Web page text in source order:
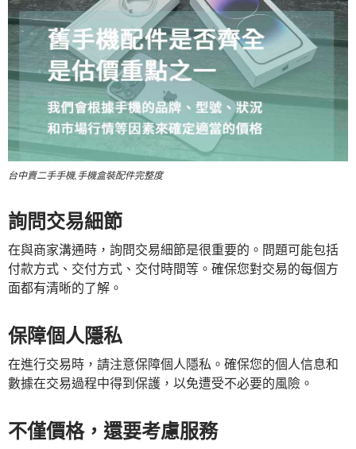
台中賣二手手機,手機盒裝配件完整度
詢問交易細節
在與商家溝通時，詢問交易細節是很重要的。問題可能包括
付款方式、交付方式、交付時間等。確保您對交易的每個方
面都有清晰的了解。
保障個人隱私
在進行交易時，請注意保障個人隱私。確保您的個人信息和
數據在交易過程中得到保護，以免遭受不必要的風險。
不僅價格，還要考慮服務